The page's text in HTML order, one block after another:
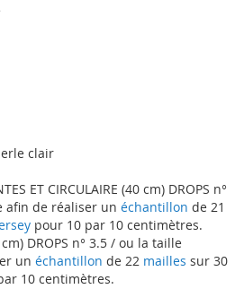
clair
ET CIRCULAIRE (40 cm) DROPS n°
afin de réaliser un échantillon de 21
pour 10 par 10 centimètres.
cm) DROPS n° 3.5 / ou la taille
un échantillon de 22 mailles sur 30
10 centimètres.